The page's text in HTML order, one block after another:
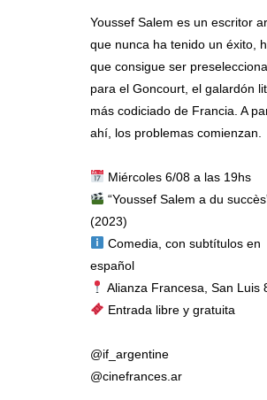
Youssef Salem es un escritor
que nunca ha tenido un éxito,
que consigue ser
para el Goncourt, el galardón
más codiciado de Francia. A
ahí, los problemas comienzan.
Miércoles 6/08 a las 19hs
“Youssef Salem a du
(2023)
Comedia, con subtítulos en
español
Alianza Francesa, San Luis
Entrada libre y gratuita
@if_argentine
@cinefrances.ar